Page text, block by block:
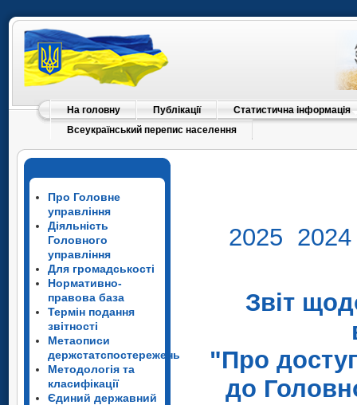
На головну Публікації
Статистична інформація
Всеукраїнський перепис населення
Про Головне
управління
Діяльність
Головного
управління
Для громадськості
Нормативно-
правова база
Термін подання
звітності
Метаописи
держстатспостережень
Методологія та
класифікації
Єдиний державний
2025 2024
Звіт
"Про
до